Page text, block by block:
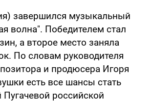
завершился музыкальный
волна". Победителем стал
а второе место заняла
По словам руководителя
и продюсера Игоря
есть все шансы стать
российской